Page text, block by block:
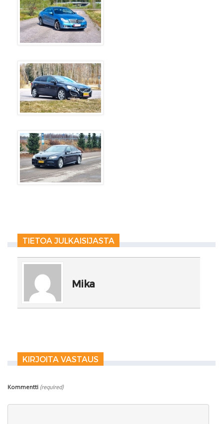
TIETOA JULKAISIJASTA
Mika
KIRJOITA VASTAUS
Kommentti (required)